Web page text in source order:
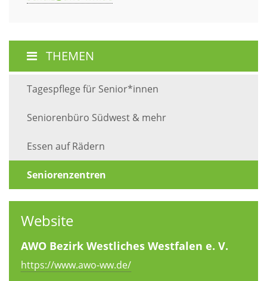
THEMEN
Tagespflege für Senior*innen
Seniorenbüro Südwest & mehr
Essen auf Rädern
Seniorenzentren
Website
AWO Bezirk Westliches Westfalen e. V.
https://www.awo-ww.de/